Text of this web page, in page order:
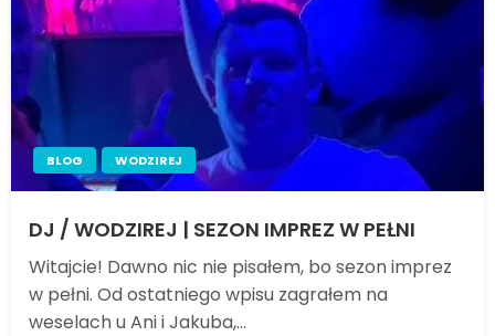
BLOG WODZIREJ
DJ / WODZIREJ | SEZON IMPREZ W PEŁNI
Witajcie! Dawno nic nie pisałem, bo sezon imprez
w pełni. Od ostatniego wpisu zagrałem na
weselach u Ani i Jakuba,…